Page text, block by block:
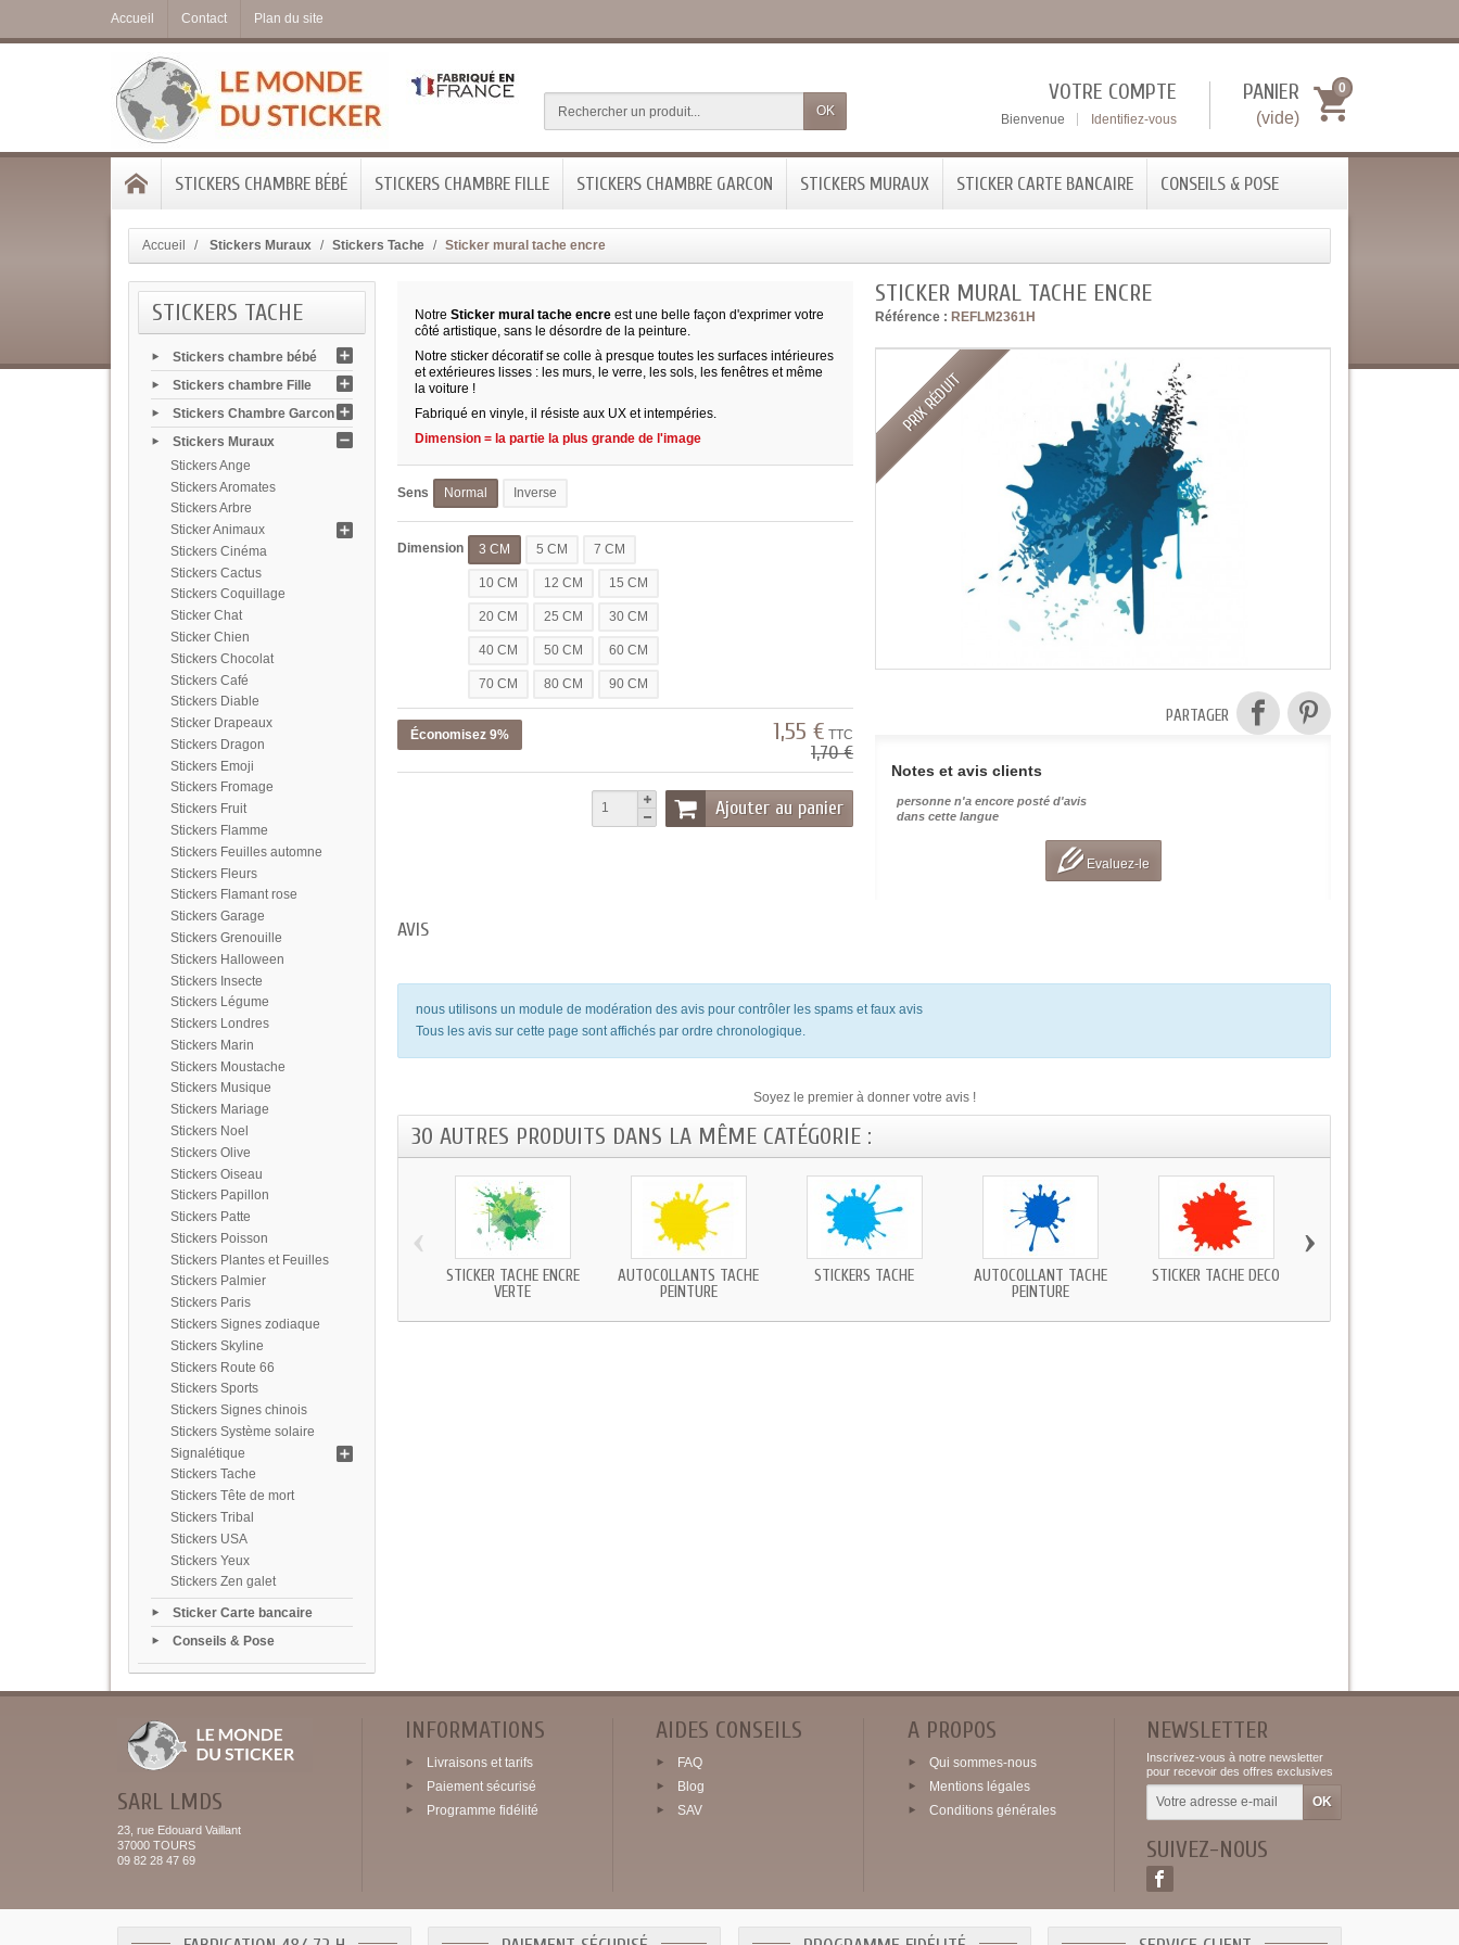
Accueil Contact Plan du site
OK
PANIER
(vide)
0
VOTRE COMPTE
Bienvenue Identifiez-vous
STICKERS CHAMBRE BÉBÉ STICKERS CHAMBRE FILLE STICKERS CHAMBRE GARCON STICKERS MURAUX STICKER CARTE BANCAIRE CONSEILS & POSE
Accueil Stickers Muraux Stickers Tache Sticker mural tache encre
STICKERS TACHE
Stickers chambre bébé
Stickers chambre Fille
Stickers Chambre Garcon
Stickers Muraux
Stickers Ange
Stickers Aromates
Stickers Arbre
Sticker Animaux
Stickers Cinéma
Stickers Cactus
Stickers Coquillage
Sticker Chat
Sticker Chien
Stickers Chocolat
Stickers Café
Stickers Diable
Sticker Drapeaux
Stickers Dragon
Stickers Emoji
Stickers Fromage
Stickers Fruit
Stickers Flamme
Stickers Feuilles automne
Stickers Fleurs
Stickers Flamant rose
Stickers Garage
Stickers Grenouille
Stickers Halloween
Stickers Insecte
Stickers Légume
Stickers Londres
Stickers Marin
Stickers Moustache
Stickers Musique
Stickers Mariage
Stickers Noel
Stickers Olive
Stickers Oiseau
Stickers Papillon
Stickers Patte
Stickers Poisson
Stickers Plantes et Feuilles
Stickers Palmier
Stickers Paris
Stickers Signes zodiaque
Stickers Skyline
Stickers Route 66
Stickers Sports
Stickers Signes chinois
Stickers Système solaire
Signalétique
Stickers Tache
Stickers Tête de mort
Stickers Tribal
Stickers USA
Stickers Yeux
Stickers Zen galet
Sticker Carte bancaire
Conseils & Pose
STICKER MURAL TACHE ENCRE
Référence : REFLM2361H
PRIX RÉDUIT
PARTAGER
Notes et avis clients
personne n'a encore posté d'avis
dans cette langue
Evaluez-le
NotreSticker mural tache encre est une belle façon d'exprimer votre
côté artistique, sans le désordre de la peinture.
Notre sticker décoratif se colle à presque toutes les surfaces intérieures
et extérieures lisses : les murs, le verre, les sols, les fenêtres et même
la voiture !
Fabriqué en vinyle, il résiste aux UX et intempéries.
Dimension = la partie la plus grande de l'image
Sens Normal Inverse
Dimension 3 CM 5 CM 7 CM
10 CM 12 CM 15 CM
20 CM 25 CM 30 CM
40 CM 50 CM 60 CM
70 CM 80 CM 90 CM
Économisez 9% 1,55 € TTC
1,70 €
Ajouter au panier
AVIS
nous utilisons un module de modération des avis pour contrôler les spams et faux avis
Tous les avis sur cette page sont affichés par ordre chronologique.
Soyez le premier à donner votre avis !
30 AUTRES PRODUITS DANS LA MÊME CATÉGORIE :
STICKER TACHE ENCRE
VERTE
AUTOCOLLANTS TACHE
PEINTURE
STICKERS TACHE
AUTOCOLLANT TACHE
PEINTURE
STICKER TACHE DECO
‹ ›
SARL LMDS
23, rue Edouard Vaillant
37000 TOURS
09 82 28 47 69
INFORMATIONS
Livraisons et tarifs
Paiement sécurisé
Programme fidélité
AIDES CONSEILS
FAQ
Blog
SAV
A PROPOS
Qui sommes-nous
Mentions légales
Conditions générales
NEWSLETTER
Inscrivez-vous à notre newsletter
pour recevoir des offres exclusives
SUIVEZ-NOUS